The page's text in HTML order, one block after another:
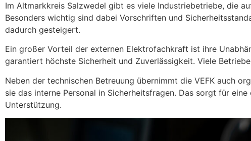
Im Altmarkkreis Salzwedel gibt es viele Industriebetriebe, die
Besonders wichtig sind dabei Vorschriften und
dadurch gesteigert.
Ein großer Vorteil der externen Elektrofachkraft ist ihre
garantiert höchste Sicherheit und Zuverlässigkeit. Viele
Neben der technischen Betreuung übernimmt die VEFK auch
sie das interne Personal in Sicherheitsfragen. Das sorgt für
Unterstützung.